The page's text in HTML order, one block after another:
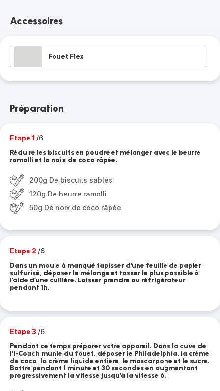
Accessoires
Fouet Flex
Préparation
Etape 1 /6
Réduire les biscuits en poudre et mélanger avec le beurre
ramolli et la noix de coco râpée.
200g De biscuits sablés
120g De beurre ramolli
50g De noix de coco râpée
Etape 2 /6
Dans un moule à manqué tapisser d’une feuille de papier
sulfurisé, déposer le mélange et tasser le plus possible à
l’aide d’une cuillère. Laisser prendre au réfrigérateur
pendant 1h.
Etape 3 /6
Pendant ce temps préparer votre appareil. Dans la cuve de
l’I-Coach munie du fouet, déposer le Philadelphia, la crème
de coco, la crème liquide entière, le mascarpone et le sucre.
Battre pendant 1 minute et 30 secondes en augmentant
progressivement la vitesse jusqu’à la vitesse 6.